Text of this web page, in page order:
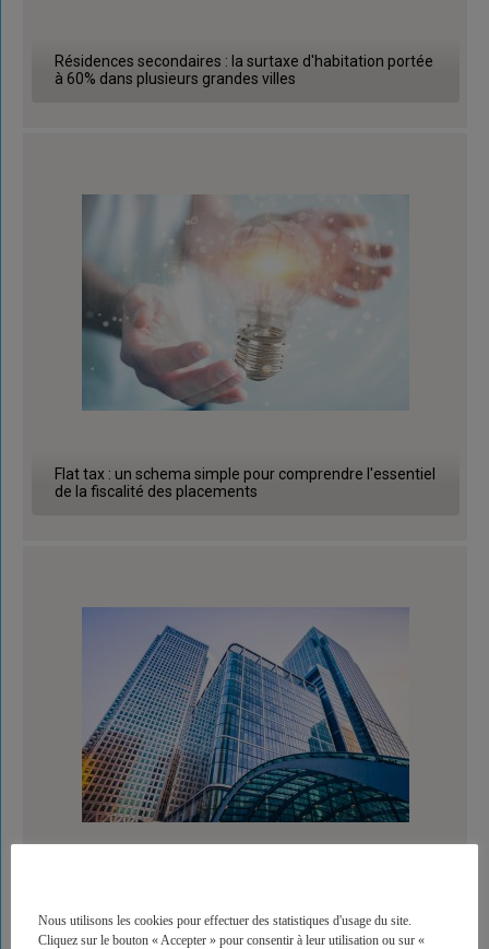
Résidences secondaires : la surtaxe d'habitation portée
à 60% dans plusieurs grandes villes
Flat tax : un schema simple pour comprendre l'essentiel
de la fiscalité des placements
Nous utilisons les cookies pour effectuer des statistiques d'usage du site.
Cliquez sur le bouton « Accepter » pour consentir à leur utilisation ou sur «